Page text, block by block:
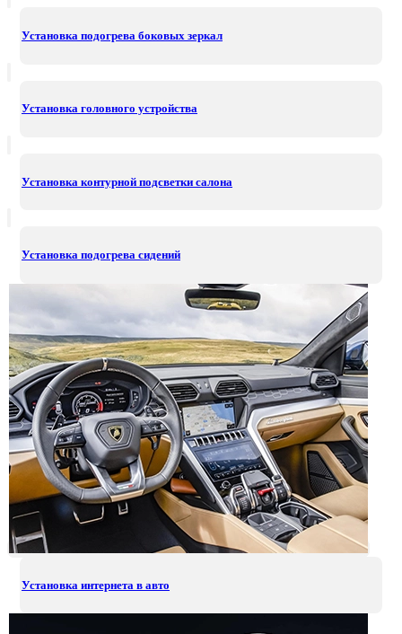
Установка подогрева боковых зеркал
Установка головного устройства
Установка контурной подсветки салона
Установка подогрева сидений
Установка интернета в авто